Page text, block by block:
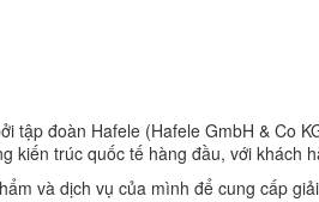
tập đoàn Hafele (Hafele GmbH & Co
​​trúc quốc tế hàng đầu, với khách
và dịch vụ của mình để cung cấp